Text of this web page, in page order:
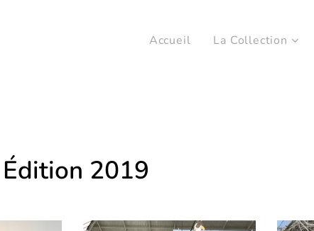
Accueil La Collection
Édition 2019